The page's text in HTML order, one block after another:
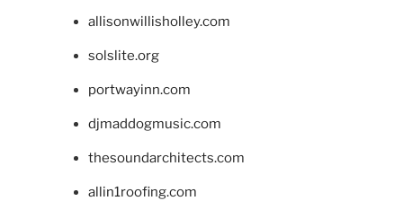
allisonwillisholley.com
solslite.org
portwayinn.com
djmaddogmusic.com
thesoundarchitects.com
allin1roofing.com